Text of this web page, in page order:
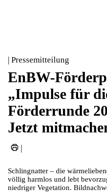
| Pressemitteilung
EnBW-
„Impulse für
Förderrunde
Jetzt
|
Schlingnatter – die
völlig harmlos und lebt
niedriger Vegetation.